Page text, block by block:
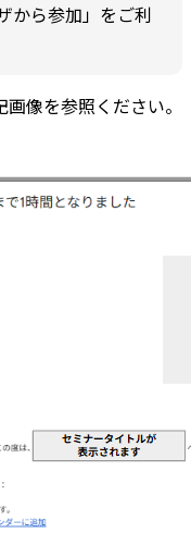
から参加」をご利
像を参照ください。